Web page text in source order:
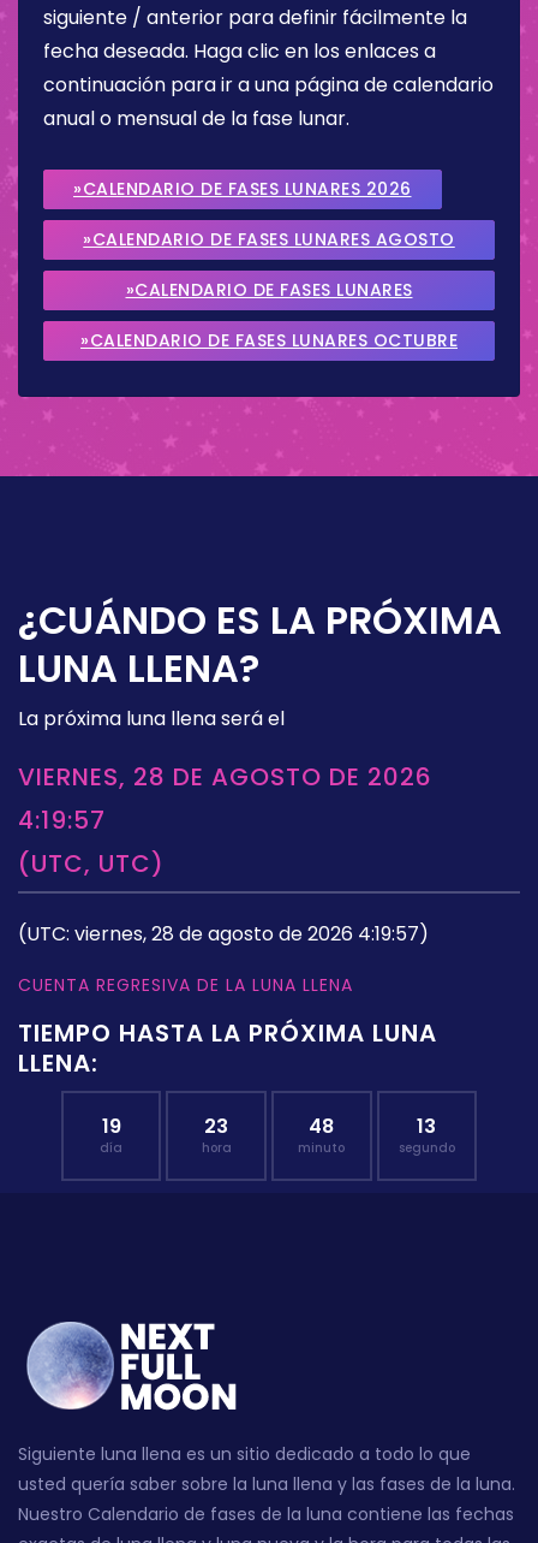
siguiente / anterior para definir fácilmente la
fecha deseada. Haga clic en los enlaces a
continuación para ir a una página de calendario
anual o mensual de la fase lunar.
»CALENDARIO DE FASES LUNARES 2026
»CALENDARIO DE FASES LUNARES AGOSTO
2026
»CALENDARIO DE FASES LUNARES
SEPTIEMBRE 2026
»CALENDARIO DE FASES LUNARES OCTUBRE
¿CUÁNDO ES LA PRÓXIMA
LUNA LLENA?
La próxima luna llena será el
VIERNES, 28 DE AGOSTO DE 2026
4:19:57
(UTC, UTC)
(UTC: viernes, 28 de agosto de 2026 4:19:57)
CUENTA REGRESIVA DE LA LUNA LLENA
TIEMPO HASTA LA PRÓXIMA LUNA
LLENA:
19
día
23
hora
48
minuto
12
segundo
Siguiente luna llena es un sitio dedicado a todo lo que
usted quería saber sobre la luna llena y las fases de la luna.
Nuestro Calendario de fases de la luna contiene las fechas